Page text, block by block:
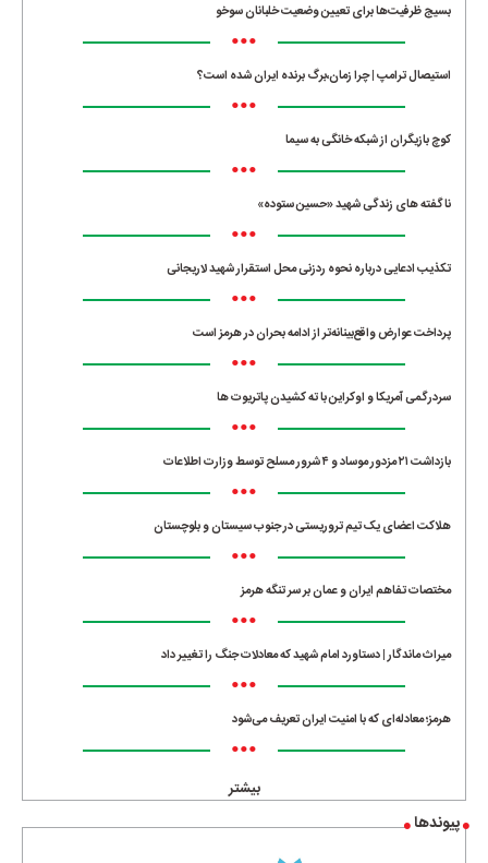
بسیج ظرفیت‌ها برای تعیین وضعیت خلبانان سوخو
•••
استیصال ترامپ | چرا زمان،برگ برنده ایران شده است؟
•••
کوچ بازیگران از شبکه خانگی به سیما
•••
ناگفته های زندگی شهید «حسین ستوده»
•••
تکذیب ادعایی درباره نحوه ردزنی محل استقرار شهید لاریجانی
•••
پرداخت عوارض واقع‌بینانه‌تر از ادامه بحران در هرمز است
•••
سردرگمی آمریکا و اوکراین با ته کشیدن پاتریوت ها
•••
بازداشت ۲۱ مزدور موساد و ۴ شرور مسلح توسط وزارت اطلاعات
•••
هلاکت اعضای یک تیم تروریستی در جنوب سیستان و بلوچستان
•••
مختصات تفاهم ایران و عمان بر سر تنگه هرمز
•••
میراث ماندگار | دستاورد امام شهید که معادلات جنگ را تغییر داد
•••
هرمز؛ معادله‌ای که با امنیت ایران تعریف می‌شود
•••
بیشتر
پیوندها